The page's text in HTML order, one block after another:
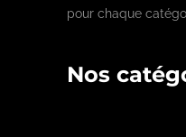
pour chaque
Nos